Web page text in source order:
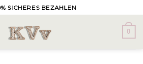
SICHERES BEZAHLEN
0